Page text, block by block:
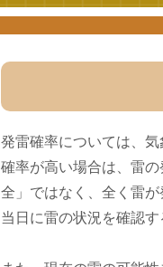
発雷確率については、気
確率が高い場合は、雷
全」ではなく、全く雷が
当日に雷の状況を確認す